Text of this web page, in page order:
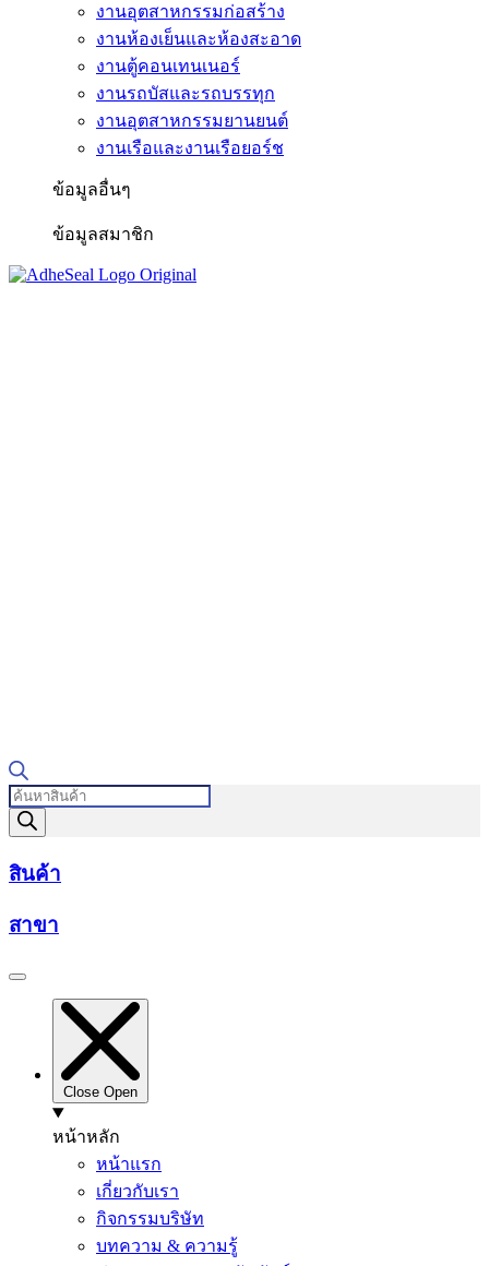
งานอุตสาหกรรมก่อสร้าง
งานห้องเย็นและห้องสะอาด
งานตู้คอนเทนเนอร์
งานรถบัสและรถบรรทุก
งานอุตสาหกรรมยานยนต์
งานเรือและงานเรือยอร์ช
ข้อมูลอื่นๆ
ข้อมูลสมาชิก
Products
search
สินค้า
สาขา
Close Open
หน้าหลัก
หน้าแรก
เกี่ยวกับเรา
กิจกรรมบริษัท
บทความ & ความรู้